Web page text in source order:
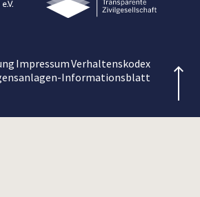
ImpressumVerhaltenskodex
Informationsblatt